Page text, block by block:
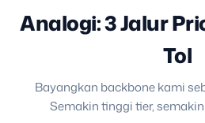
Analogi: 3 Jalur
Tol
Bayangkan backbone kami
Semakin tinggi tier,